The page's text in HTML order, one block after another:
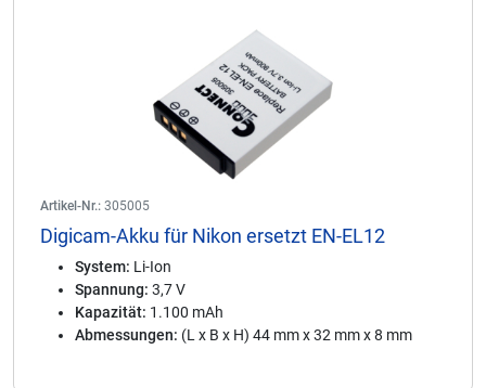
Artikel-Nr.: 305005
Digicam-Akku für Nikon ersetzt EN-EL12
System: Li-Ion
Spannung: 3,7 V
Kapazität: 1.100 mAh
Abmessungen: (L x B x H) 44 mm x 32 mm x 8 mm